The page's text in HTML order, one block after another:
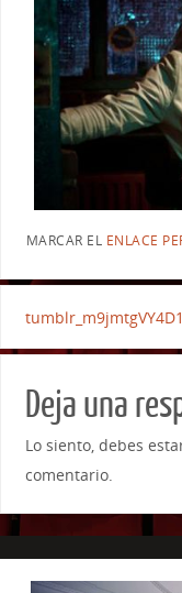
MARCAR EL ENLACE
Deja una
Lo siento, debes
comentario.